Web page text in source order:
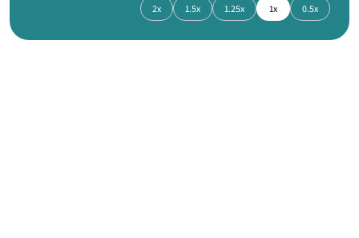
0.5x
1x
1.25x
1.5x
2x